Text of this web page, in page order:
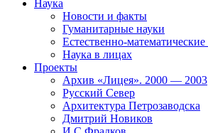
Наука
Новости и факты
Гуманитарные науки
Естественно-математические
Наука в лицах
Проекты
Архив «Лицея». 2000 — 2003
Русский Север
Архитектура Петрозаводска
Дмитрий Новиков